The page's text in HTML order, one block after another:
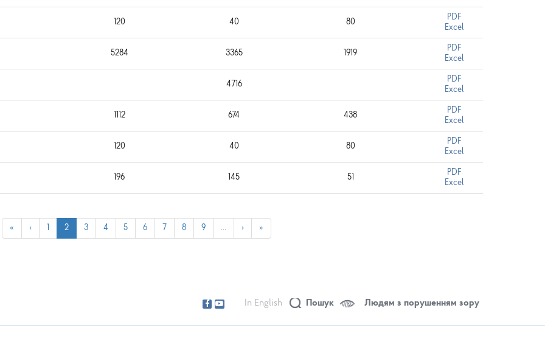
120 40 80
PDF
Excel
5284 3365 1919
PDF
Excel
4716
PDF
Excel
1112 674 438
PDF
Excel
120 40 80
PDF
Excel
196 145 51
PDF
Excel
« ‹ 1 2 3 4 5 6 7 8 9 … › »
Людям з порушенням зору
Пошук
In English